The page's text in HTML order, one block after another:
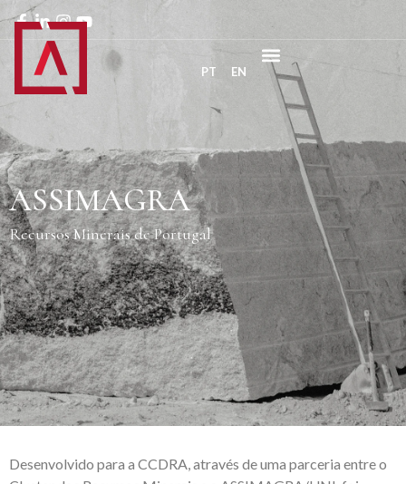
PT EN
ASSIMAGRA
Recursos Minerais de Portugal
Desenvolvido para a CCDRA, através de uma parceria entre o